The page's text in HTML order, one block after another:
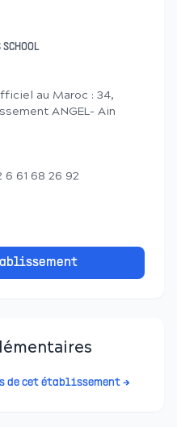
au Maroc : 34,
ANGEL- Ain
6 61 68 26 92
de cet établissement →